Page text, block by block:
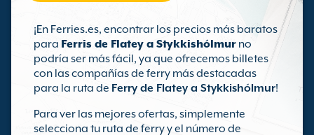
¡En Ferries.es, encontrar los precios más baratos
para Ferris de Flatey a Stykkishólmur no
podría ser más fácil, ya que ofrecemos billetes
con las compañías de ferry más destacadas
para la ruta de Ferry de Flatey a Stykkishólmur!
Para ver las mejores ofertas, simplemente
selecciona tu ruta de ferry y el número de